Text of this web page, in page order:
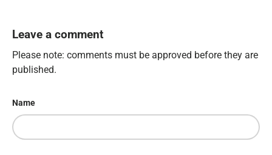
Leave a comment
Please note: comments must be approved before they are
published.
Name